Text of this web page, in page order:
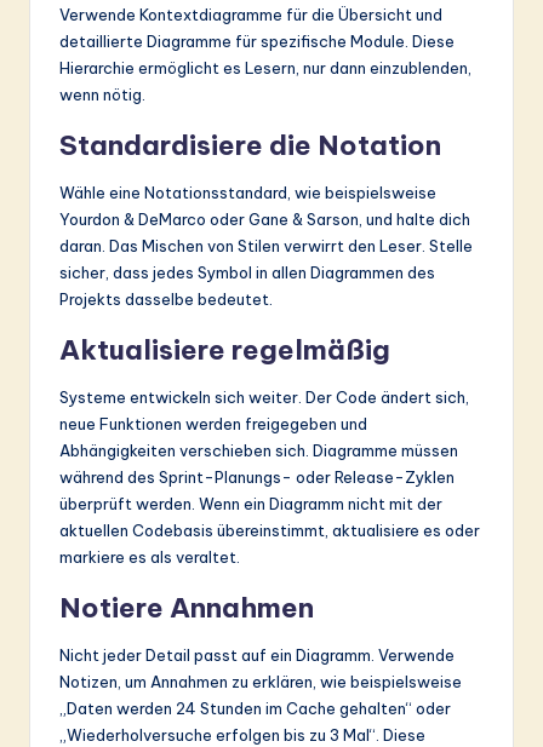
Verwende Kontextdiagramme für die Übersicht und
detaillierte Diagramme für spezifische Module. Diese
Hierarchie ermöglicht es Lesern, nur dann einzublenden,
wenn nötig.
Standardisiere die Notation
Wähle eine Notationsstandard, wie beispielsweise
Yourdon & DeMarco oder Gane & Sarson, und halte dich
daran. Das Mischen von Stilen verwirrt den Leser. Stelle
sicher, dass jedes Symbol in allen Diagrammen des
Projekts dasselbe bedeutet.
Aktualisiere regelmäßig
Systeme entwickeln sich weiter. Der Code ändert sich,
neue Funktionen werden freigegeben und
Abhängigkeiten verschieben sich. Diagramme müssen
während des Sprint-Planungs- oder Release-Zyklen
überprüft werden. Wenn ein Diagramm nicht mit der
aktuellen Codebasis übereinstimmt, aktualisiere es oder
markiere es als veraltet.
Notiere Annahmen
Nicht jeder Detail passt auf ein Diagramm. Verwende
Notizen, um Annahmen zu erklären, wie beispielsweise
„Daten werden 24 Stunden im Cache gehalten“ oder
„Wiederholversuche erfolgen bis zu 3 Mal“. Diese